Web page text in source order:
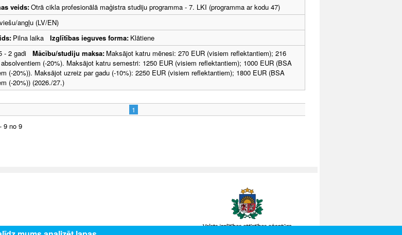
veids:Otrā cikla profesionālā maģistra studiju programma - 7. LKI (programma ar kodu 47)
angļu (LV/EN)
Pilna laika Izglītības ieguves forma: Klātiene
- 2 gadi Mācību/studiju maksa: Maksājot katru mēnesi: 270 EUR (visiem reflektantiem); 216
(-20%). Maksājot katru semestri: 1250 EUR (visiem reflektantiem); 1000 EUR (BSA
(-20%)). Maksājot uzreiz par gadu (-10%): 2250 EUR (visiem reflektantiem); 1800 EUR (BSA
(-20%)) (2026./27.)
1
9 no 9